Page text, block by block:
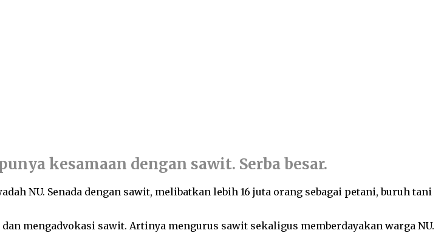
kesamaan dengan sawit. Serba besar.
NU. Senada dengan sawit, melibatkan lebih 16 juta orang sebagai petani, buruh tani
mengadvokasi sawit. Artinya mengurus sawit sekaligus memberdayakan warga NU.